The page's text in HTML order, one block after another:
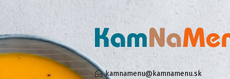
kamnamenu@kamnamenu.sk